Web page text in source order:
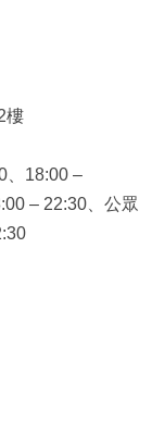
樓
、18:00 –
– 22:30、公眾